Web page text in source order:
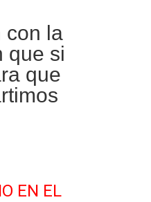
la
que si
que
EN EL